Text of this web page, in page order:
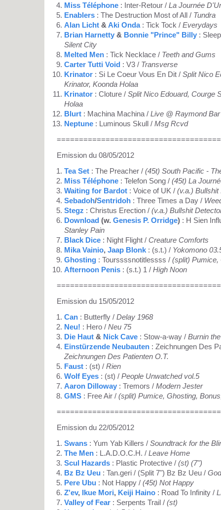
Miss Téléphone : Inter-Retour / La Journée
Enablers : The Destruction Most of All / Tundra
Alan Licht &Aki Onda: Tick Tock / Everydays
Brian Harnetty & Bonnie "Prince" Billy :
Silent City
Melted Men : Tick Necklace / Teeth and Gums
Carter Tutti Void : V3 / Transverse
Krinator : Si Le Coeur Vous En Dit / Split Nico
Krinator, Koonda Holaa
Krinator : Cloture / Split Nico Edouard, Courge
Holaa
Blurt : Machina Machina / Live @ Raymond
Neptune : Luminous Skull / Msg Rcvd
Emission du 08/05/2012
Tea Set : The Preacher / (45t) South Pacific -
Miss Téléphone : Telefon Song / (45t) La
Waiting for Bardot : Voice of UK / (v.a.) Bullshit
Sebadoh/Sentridoh : Three Times a Day /
Stegz : Christus Erection / (v.a.) Bullshit
Download (w. Genesis P. Orridge) : H Sien
Stanley Pain
Black Dice : Night Flight / Creature Comforts
Mika Vainio, Jaap Blonk : (s.t.) / Yokomono
Ghosting : Tourssssnotitlessss / (split) Pumice,
Afternoon Penis : (s.t.) 1 / High Noon
Emission du 15/05/2012
Can : Butterfly / Delay 1968
Neu! : Hero / Neu 75
Die Haut & Nick Cave : Stow-a-way / Burnin
Einstürzende Neubauten : Zeichnungen Des
Zeichnungen Des Patienten O.T.
Faust : (st) / Rien
Wolf Eyes : (st) / People Unwatched vol.5
Aaron Dilloway : Tremors / Modern Jester
GMS : Free Air / (split) Pumice, Ghosting,
Emission du 22/05/2012
Swans : Yum Yab Killers / Soundtrack for the
The Men : L.A.D.O.C.H. / Leave Home
Scul Hazards : Plastic Protective / (st) (7")
Bz Bz Ueu : Tan.geri / (Split 7") Bz Bz Ueu /
Pere Ubu : Not Happy / (45t) Not Happy
Z'ev, Ikue Mori, Keiji Haino : Road To Infinity /
Valley of Fear : Serpents Trail / (st)